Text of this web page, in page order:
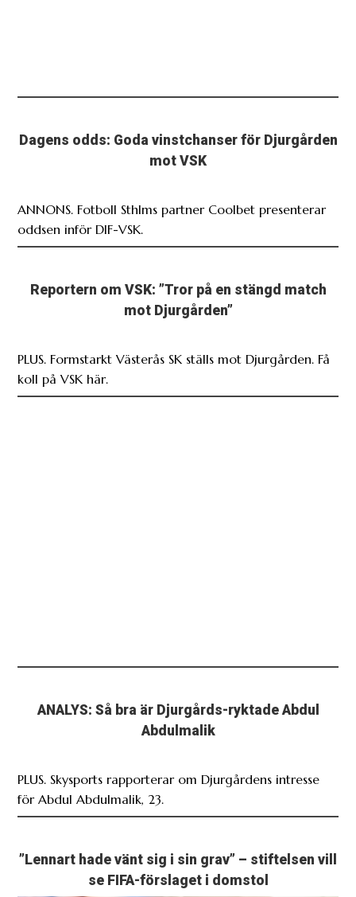
Dagens odds: Goda vinstchanser för Djurgården
mot VSK
ANNONS. Fotboll Sthlms partner Coolbet presenterar
oddsen inför DIF-VSK.
Reportern om VSK: ”Tror på en stängd match
mot Djurgården”
PLUS. Formstarkt Västerås SK ställs mot Djurgården. Få
koll på VSK här.
ANALYS: Så bra är Djurgårds-ryktade Abdul
Abdulmalik
PLUS. Skysports rapporterar om Djurgårdens intresse
för Abdul Abdulmalik, 23.
”Lennart hade vänt sig i sin grav” – stiftelsen vill
se FIFA-förslaget i domstol